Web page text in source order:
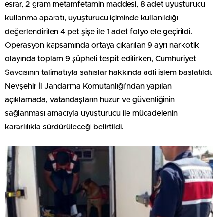
esrar, 2 gram metamfetamin maddesi, 8 adet uyuşturucu
kullanma aparatı, uyuşturucu içiminde kullanıldığı
değerlendirilen 4 pet şişe ile 1 adet folyo ele geçirildi.
Operasyon kapsamında ortaya çıkarılan 9 ayrı narkotik
olayında toplam 9 şüpheli tespit edilirken, Cumhuriyet
Savcısının talimatıyla şahıslar hakkında adli işlem başlatıldı.
Nevşehir İl Jandarma Komutanlığı’ndan yapılan
açıklamada, vatandaşların huzur ve güvenliğinin
sağlanması amacıyla uyuşturucu ile mücadelenin
kararlılıkla sürdürüleceği belirtildi.